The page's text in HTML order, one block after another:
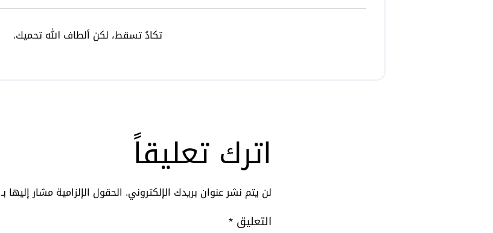
تكادُ تسقط، لكن ألطاف الله تحميك.
اترك تعليقاً
لن يتم نشر عنوان بريدك الإلكتروني. الحقول الإلزامية مشار إليها بـ
التعليق *